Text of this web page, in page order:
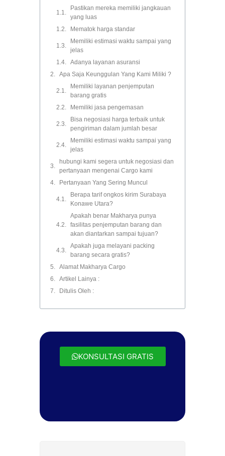
Pastikan mereka memiliki jangkauan
yang luas
Mematok harga standar
Memiliki estimasi waktu sampai yang
jelas
Adanya layanan asuransi
Apa Saja Keunggulan Yang Kami Miliki ?
Memiliki layanan penjemputan
barang gratis
Memiliki jasa pengemasan
Bisa negosiasi harga terbaik untuk
pengiriman dalam jumlah besar
Memiliki estimasi waktu sampai yang
jelas
hubungi kami segera untuk negosiasi dan
pertanyaan mengenai Cargo kami
Pertanyaan Yang Sering Muncul
Berapa tarif ongkos kirim Surabaya
Konawe Utara?
Apakah benar Makharya punya
fasilitas penjemputan barang dan
akan diantarkan sampai tujuan?
Apakah juga melayani packing
barang secara gratis?
Alamat Makharya Cargo
Artikel Lainya :
Ditulis Oleh :
KONSULTASI GRATIS